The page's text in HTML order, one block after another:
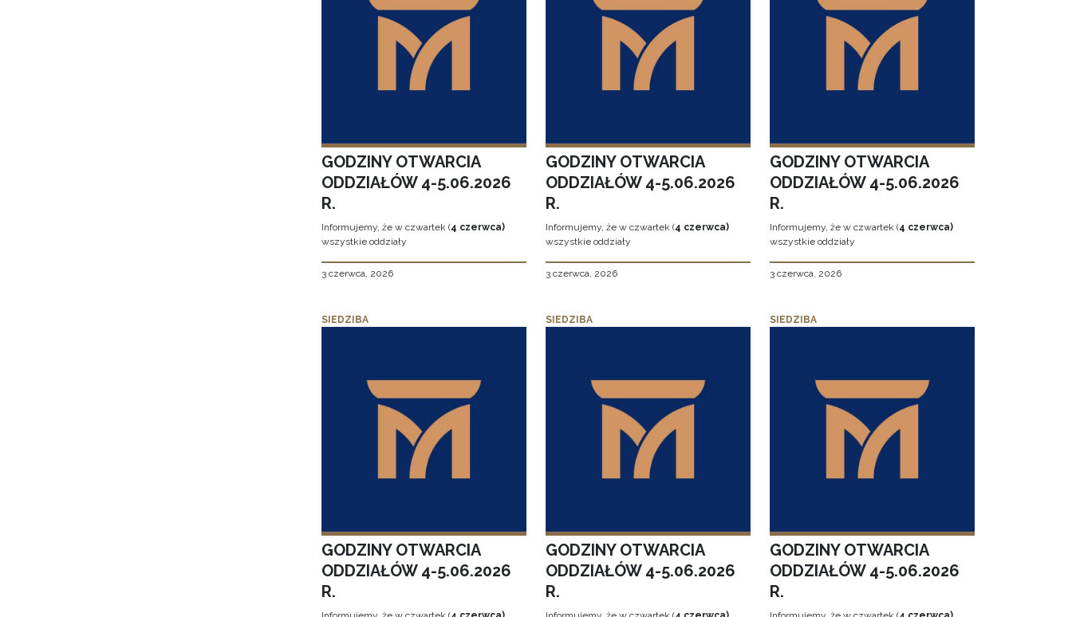
GODZINY OTWARCIA
ODDZIAŁÓW 4-5.06.2026
R.
Informujemy, że w czwartek (4 czerwca)
wszystkie oddziały
3 czerwca, 2026
GODZINY OTWARCIA
ODDZIAŁÓW 4-5.06.2026
R.
Informujemy, że w czwartek (4 czerwca)
wszystkie oddziały
3 czerwca, 2026
GODZINY OTWARCIA
ODDZIAŁÓW 4-5.06.2026
R.
Informujemy, że w czwartek (4 czerwca)
wszystkie oddziały
3 czerwca, 2026
SIEDZIBA
GODZINY OTWARCIA
ODDZIAŁÓW 4-5.06.2026
R.
SIEDZIBA
GODZINY OTWARCIA
ODDZIAŁÓW 4-5.06.2026
R.
SIEDZIBA
GODZINY OTWARCIA
ODDZIAŁÓW 4-5.06.2026
R.